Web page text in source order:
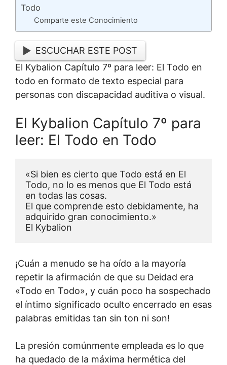
Todo
Comparte este Conocimiento
ESCUCHAR ESTE POST
El Kybalion Capítulo 7º para leer: El Todo en
todo en formato de texto especial para
personas con discapacidad auditiva o visual.
El Kybalion Capítulo 7º para
leer: El Todo en Todo
«Si bien es cierto que Todo está en El
Todo, no lo es menos que El Todo está
en todas las cosas.
El que comprende esto debidamente, ha
adquirido gran conocimiento.»
El Kybalion
¡Cuán a menudo se ha oído a la mayoría
repetir la afirmación de que su Deidad era
«Todo en Todo», y cuán poco ha sospechado
el íntimo significado oculto encerrado en esas
palabras emitidas tan sin ton ni son!
La presión comúnmente empleada es lo que
ha quedado de la máxima hermética del